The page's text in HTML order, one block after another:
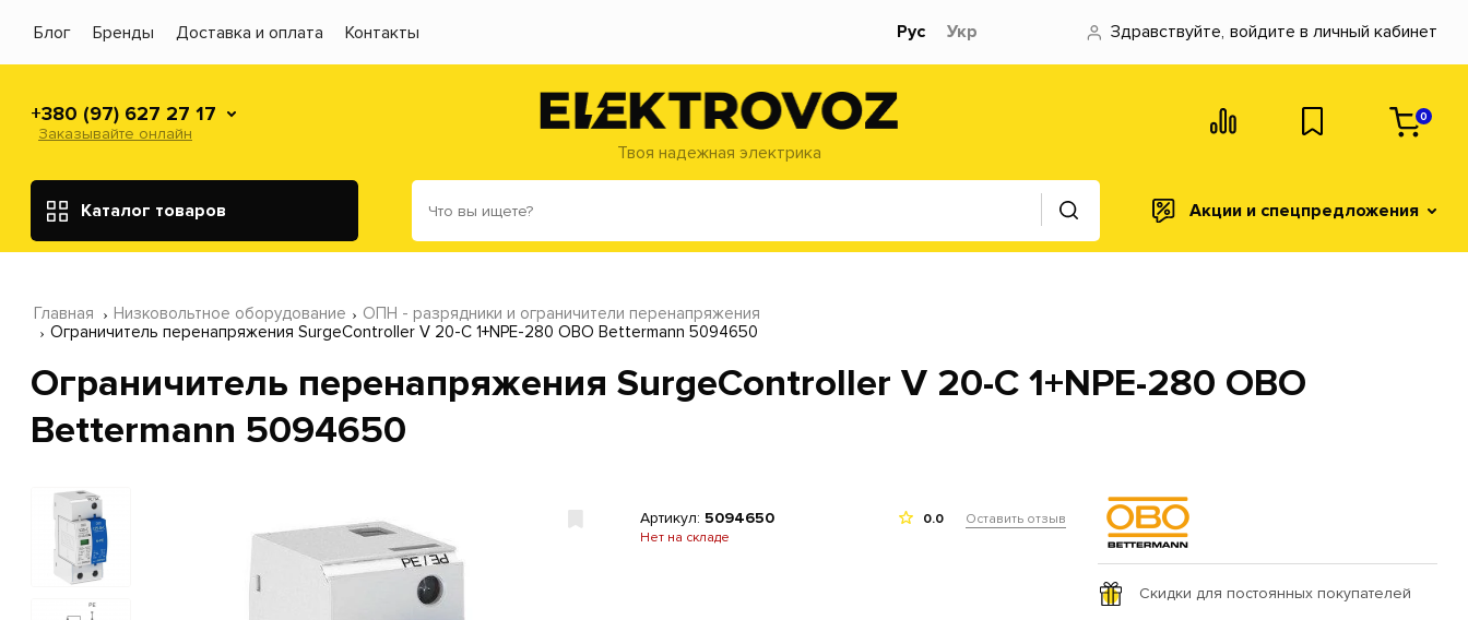
Блог Бренды Доставка и оплата Контакты Рус Укр Здравствуйте, войдите в личный кабинет
+380 (97) 627 27 17
Заказывайте онлайн
Твоя надежная электрика
0
Каталог товаров Акции и спецпредложения
Главная Низковольтное оборудование
ОПН - разрядники и ограничители перенапряжения
Ограничитель перенапряжения SurgeController V 20-C 1+NPE-280 OBO Bettermann 5094650
Ограничитель перенапряжения SurgeController V 20-C 1+NPE-280 OBO
Bettermann 5094650
Артикул: 5094650
Нет на складе
0.0 Оставить отзыв
Скидки для постоянных покупателей